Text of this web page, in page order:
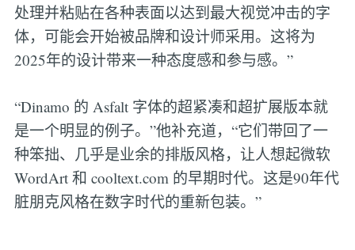
处理并粘贴在各种表面以达到最大视觉冲击的字
体，可能会开始被品牌和设计师采用。这将为
2025年的设计带来一种态度感和参与感。”
“Dinamo 的 Asfalt 字体的超紧凑和超扩展版本就
是一个明显的例子。”他补充道，“它们带回了一
种笨拙、几乎是业余的排版风格，让人想起微软
WordArt 和 cooltext.com 的早期时代。这是90年代
脏朋克风格在数字时代的重新包装。”